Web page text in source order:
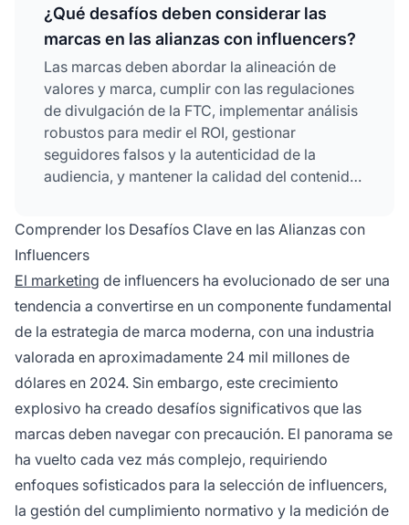
¿Qué desafíos deben considerar las
marcas en las alianzas con influencers?
Las marcas deben abordar la alineación de
valores y marca, cumplir con las regulaciones
de divulgación de la FTC, implementar análisis
robustos para medir el ROI, gestionar
seguidores falsos y la autenticidad de la
audiencia, y mantener la calidad del contenido
requiere establecer objetivos claros,
seleccionar influencers cuidadosamente,
comunicación transparente y monitoreo
continuo del desempeño.
Comprender los Desafíos Clave en las Alianzas con
Influencers
El marketing de influencers ha evolucionado de ser una
tendencia a convertirse en un componente fundamental
de la estrategia de marca moderna, con una industria
valorada en aproximadamente 24 mil millones de
dólares en 2024. Sin embargo, este crecimiento
explosivo ha creado desafíos significativos que las
marcas deben navegar con precaución. El panorama se
ha vuelto cada vez más complejo, requiriendo
enfoques sofisticados para la selección de influencers,
la gestión del cumplimiento normativo y la medición de